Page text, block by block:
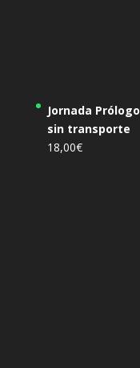
Jornada
sin transporte
18,00€